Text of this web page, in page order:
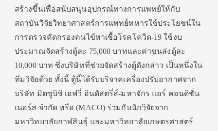
สร้างขึ้นเพื่อสนับสนุนอุปกรณ์ทางการแพทย์ให้กับ
สถาบันวิจัยวิทยาศาสตร์การแพทย์ทหารใช้ประโยชน์ใน
การตรวจคัดกรองคนไข้หาเชื้อโรคโควิด-19 ใช้งบ
ประมาณจัดสร้างตู้ละ 75,000 บาทและค่าขนส่งตู้ละ
10,000 บาท ซึ่งบริษัทที่ช่วยจัดสร้างตู้ดังกล่าว เป็นหนึ่งใน
ทีมวิจัยด้วย ทั้งนี้ ตู้นี้ได้รับบริจาคเครื่องปรับอากาศจาก
บริษัท มิตซูบิชิ เฮฟวี่ อินดัสตรี่ส์-มหาจักร แอร์ คอนดิชั่น
เนอร์ส จำกัด หรือ (MACO) ร่วมกับนักวิจัยจาก
มหาวิทยาลัยกาฬสินธุ์ และมหาวิทยาลัยเกษตรศาสตร์